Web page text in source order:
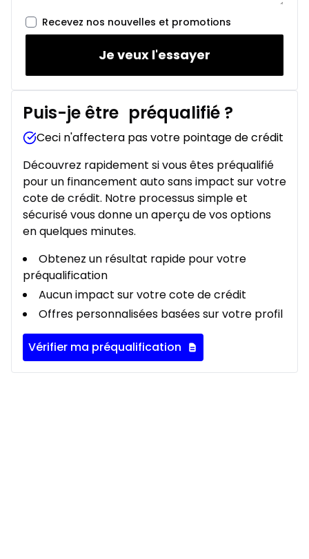
Recevez nos nouvelles et promotions
Je veux l'essayer
Puis-je être préqualifié ?
Ceci n'affectera pas votre pointage de crédit
Découvrez rapidement si vous êtes préqualifié
pour un financement auto sans impact sur votre
cote de crédit. Notre processus simple et
sécurisé vous donne un aperçu de vos options
en quelques minutes.
Obtenez un résultat rapide pour votre
préqualification
Aucun impact sur votre cote de crédit
Offres personnalisées basées sur votre profil
Vérifier ma préqualification